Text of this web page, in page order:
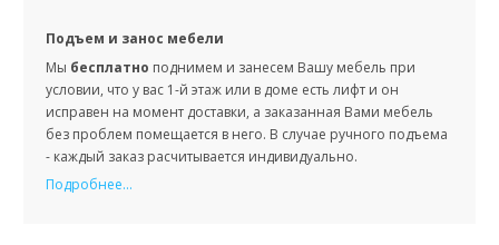
Подъем и занос мебели
Мы бесплатно поднимем и занесем Вашу мебель при
условии, что у вас 1-й этаж или в доме есть лифт и он
исправен на момент доставки, а заказанная Вами мебель
без проблем помещается в него. В случае ручного подъема
- каждый заказ расчитывается индивидуально.
Подробнее...